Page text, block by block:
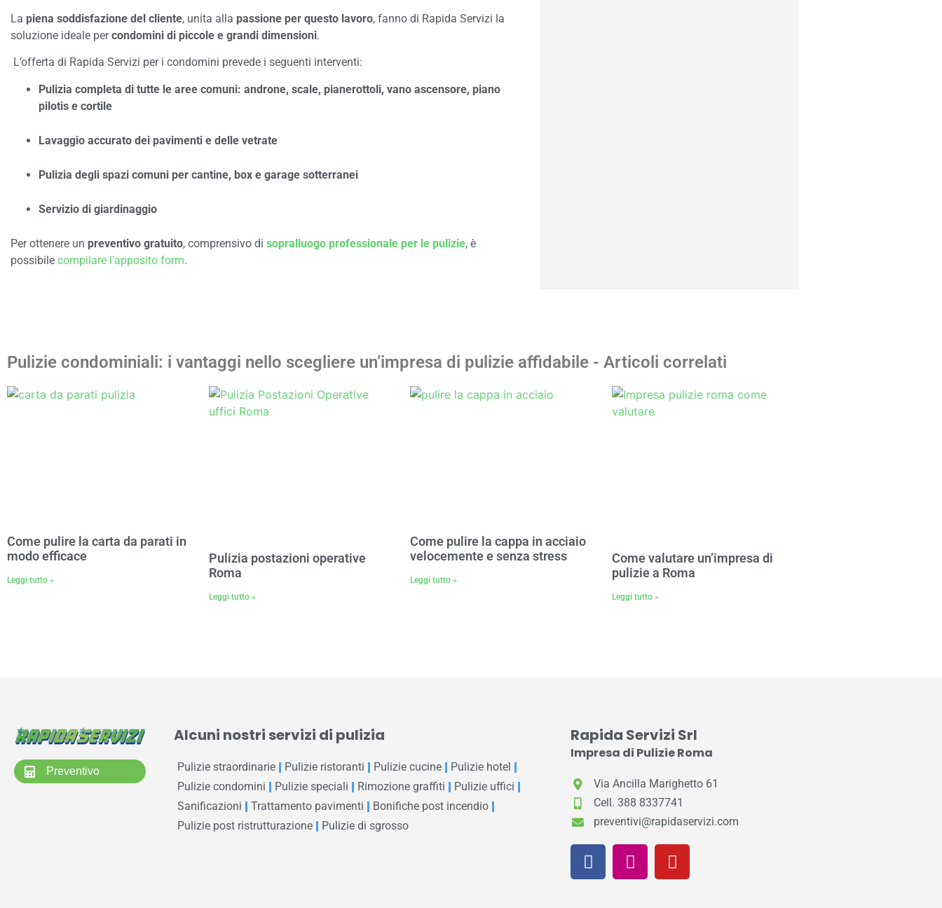
La piena soddisfazione del cliente, unita alla passione per questo lavoro, fanno di Rapida Servizi la
soluzione ideale percondomini di piccole e grandi dimensioni.
L’offerta di Rapida Servizi per i condomini prevede i seguenti interventi:
Pulizia completa di tutte le aree comuni: androne, scale, pianerottoli, vano ascensore, piano
pilotis e cortile
Lavaggio accurato dei pavimenti e delle vetrate
Pulizia degli spazi comuni per cantine, box e garage sotterranei
Servizio di giardinaggio
Per ottenere un preventivo gratuito, comprensivo di sopralluogo professionale per le pulizie, è
possibile compilare l’apposito form.
Pulizie condominiali: i vantaggi nello scegliere un’impresa di pulizie affidabile - Articoli correlati
Come pulire la carta da parati in
modo efficace
Leggi tutto »
Pulizia postazioni operative
Roma
Leggi tutto »
Come pulire la cappa in acciaio
velocemente e senza stress
Leggi tutto »
Come valutare un’impresa di
pulizie a Roma
Leggi tutto »
Preventivo
Alcuni nostri servizi di pulizia
Pulizie straordinarie Pulizie ristoranti Pulizie cucine
Pulizie hotel
Pulizie condomini
Pulizie speciali Rimozione graffiti
Pulizie uffici
Sanificazioni
Trattamento pavimenti
Bonifiche post incendio
Pulizie post ristrutturazione
Pulizie di sgrosso
Rapida Servizi Srl
Impresa di Pulizie Roma
Via Ancilla Marighetto 61
Cell. 388 8337741
preventivi@rapidaservizi.com